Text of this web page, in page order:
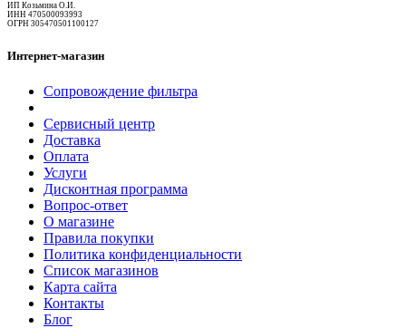
ИП Козьмина О.И.
ИНН 470500093993
ОГРН 305470501100127
Интернет-магазин
Сопровождение фильтра
Сервисный центр
Доставка
Оплата
Услуги
Дисконтная программа
Вопрос-ответ
О магазине
Правила покупки
Политика конфиденциальности
Список магазинов
Карта сайта
Контакты
Блог